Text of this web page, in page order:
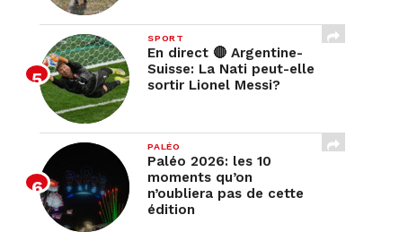
SPORT
En direct 🔴 Argentine-
Suisse: La Nati peut-elle
sortir Lionel Messi?
PALÉO
Paléo 2026: les 10
moments qu’on
n’oubliera pas de cette
édition